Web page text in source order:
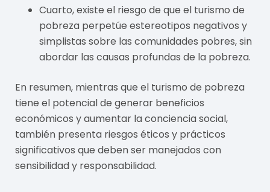
Cuarto, existe el riesgo de que el turismo de
pobreza perpetúe estereotipos negativos y
simplistas sobre las comunidades pobres, sin
abordar las causas profundas de la pobreza.
En resumen, mientras que el turismo de pobreza
tiene el potencial de generar beneficios
económicos y aumentar la conciencia social,
también presenta riesgos éticos y prácticos
significativos que deben ser manejados con
sensibilidad y responsabilidad.